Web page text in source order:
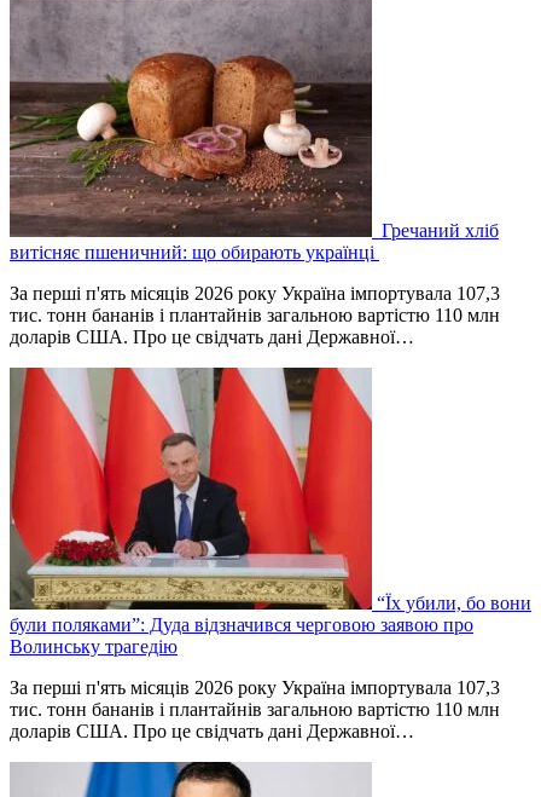
Гречаний хліб
витісняє пшеничний: що обирають українці
За перші п'ять місяців 2026 року Україна імпортувала 107,3
тис. тонн бананів і плантайнів загальною вартістю 110 млн
доларів США. Про це свідчать дані Державної…
“Їх убили, бо вони
були поляками”: Дуда відзначився черговою заявою про
Волинську трагедію
За перші п'ять місяців 2026 року Україна імпортувала 107,3
тис. тонн бананів і плантайнів загальною вартістю 110 млн
доларів США. Про це свідчать дані Державної…